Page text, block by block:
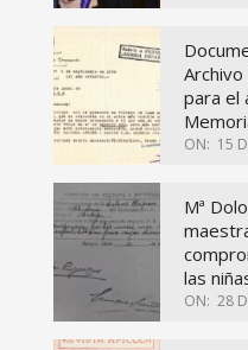
para el
ON: 15
Mª
las
ON: 28